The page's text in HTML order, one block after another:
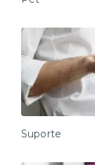
Suporte